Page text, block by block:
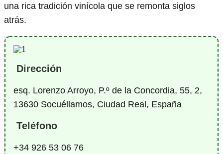
una rica tradición vinícola que se remonta siglos
atrás.
Dirección
esq. Lorenzo Arroyo, P.º de la Concordia, 55, 2,
13630 Socuéllamos, Ciudad Real, España
Teléfono
+34 926 53 06 76